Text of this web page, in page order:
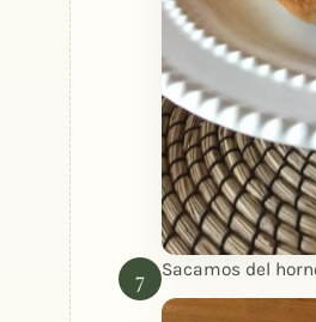
Sacamos del